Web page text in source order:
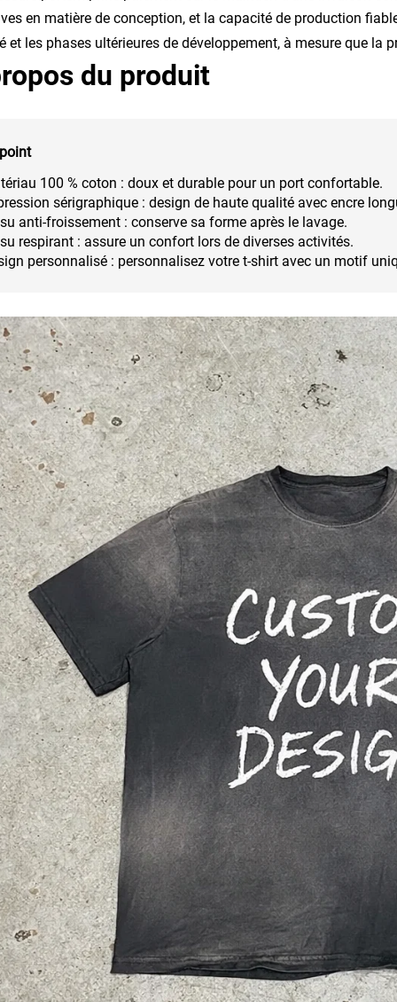
en matière de conception, et la capacité de production
et les phases ultérieures de développement, à mesure que la
du produit
100 % coton : doux et durable pour un port confortable.
sérigraphique : design de haute qualité avec encre
anti-froissement : conserve sa forme après le lavage.
respirant : assure un confort lors de diverses activités.
personnalisé : personnalisez votre t-shirt avec un motif